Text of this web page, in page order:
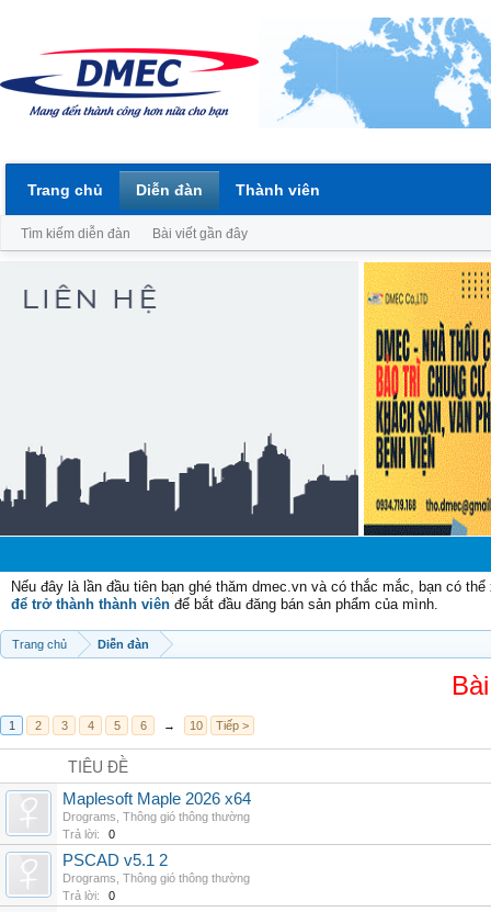
Nếu đây là lần đầu tiên bạn ghé thăm dmec.vn và có thắc mắc, bạn có
để trở thành thành viên để bắt đầu đăng bán sản phẩm của mình.
Trang chủ Diễn đàn
1 2 3 4 5 6 → 10 Tiếp >
TIÊU ĐỀ
Maplesoft Maple 2026 x64
Drograms Thông gió thông thường
Trả lời:
0
PSCAD v5.1 2
Drograms Thông gió thông thường
Trả lời:
0
Trang chủ Diễn đàn
Tìm kiếm diễn đàn Bài viết gần đây
Thành viên